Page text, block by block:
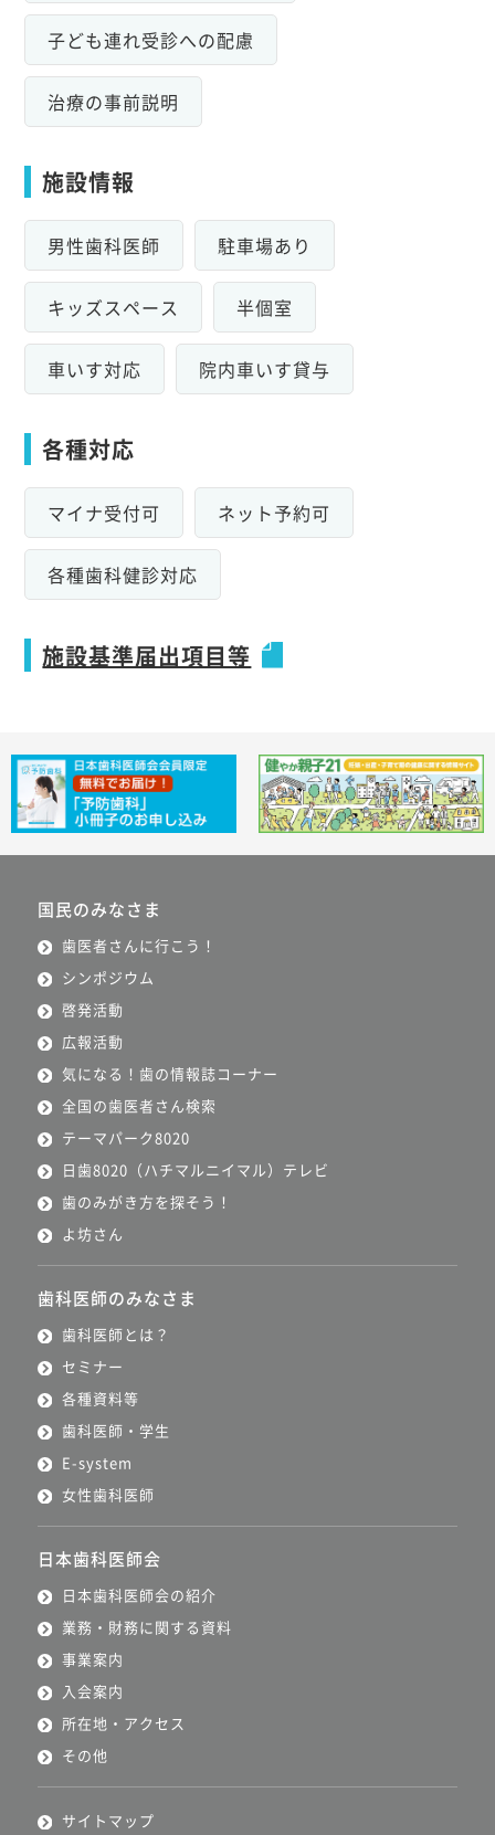
子ども連れ受診への配慮
治療の事前説明
施設情報
男性歯科医師 駐車場あり
キッズスペース 半個室
車いす対応 院内車いす貸与
各種対応
マイナ受付可 ネット予約可
各種歯科健診対応
施設基準届出項目等
国民のみなさま
歯医者さんに行こう！
シンポジウム
啓発活動
広報活動
気になる！歯の情報誌コーナー
全国の歯医者さん検索
テーマパーク8020
日歯8020（ハチマルニイマル）テレビ
歯のみがき方を探そう！
よ坊さん
歯科医師のみなさま
歯科医師とは？
セミナー
各種資料等
歯科医師・学生
E-system
女性歯科医師
日本歯科医師会
日本歯科医師会の紹介
業務・財務に関する資料
事業案内
入会案内
所在地・アクセス
その他
サイトマップ